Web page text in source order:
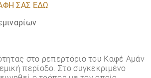
ΣΑΣ ΕΔΩ
στο ρεπερτόριο του Καφέ Αµάν
περίοδο. Στο συγκεκριµένο